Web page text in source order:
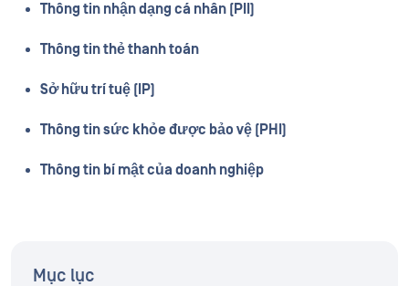
Thông tin nhận dạng cá nhân (PII)
Thông tin thẻ thanh toán
Sở hữu trí tuệ (IP)
Thông tin sức khỏe được bảo vệ (PHI)
Thông tin bí mật của doanh nghiệp
Mục lục